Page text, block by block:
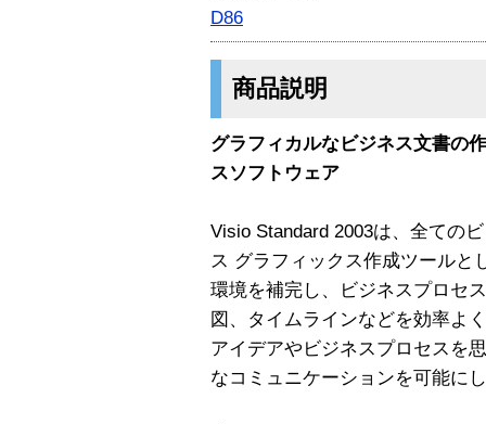
D86
商品説明
グラフィカルなビジネス文書の
スソフトウェア
Visio Standard 2003は、全ての
ス グラフィックス作成ツールと
環境を補完し、ビジネスプロセ
図、タイムラインなどを効率よ
アイデアやビジネスプロセスを
なコミュニケーションを可能に